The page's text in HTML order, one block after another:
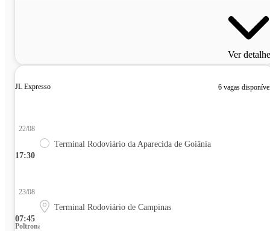
Ver
JL Expresso 6 vagas
17:30
22/08
Terminal Rodoviário da Aparecida de Goiânia
07:45
23/08
Terminal Rodoviário de Campinas
Poltrona